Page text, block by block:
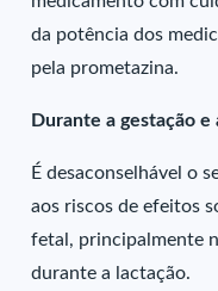
da potência dos
pela prometazina.
Durante a gestação
É desaconselhável o
aos riscos de efeitos
fetal, principalmente
durante a lactação.